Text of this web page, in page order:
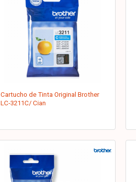
Cartucho de Tinta Original Brother
LC-3211C/ Cian